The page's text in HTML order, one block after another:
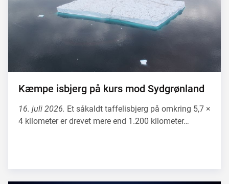
Kæmpe isbjerg på kurs mod Sydgrønland
16. juli 2026. Et såkaldt taffelisbjerg på omkring 5,7 ×
4 kilometer er drevet mere end 1.200 kilometer…